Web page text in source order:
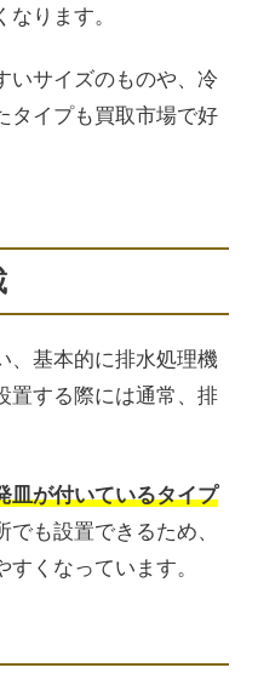
ります。
いサイズのものや、冷
タイプも買取市場で好
、基本的に排水処理機
置する際には通常、排
皿が付いているタイプ
も設置できるため、
くなっています。